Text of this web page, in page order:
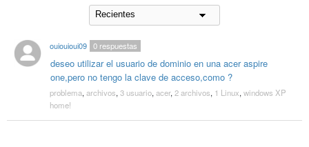
ouiouioui09
deseo utilizar el usuario de dominio en una acer aspire
one,pero no tengo la clave de acceso,como ?
0respuestas
problema, archivos, 3 usuario, acer, 2 archivos, 1 Linux, windows XP
home!